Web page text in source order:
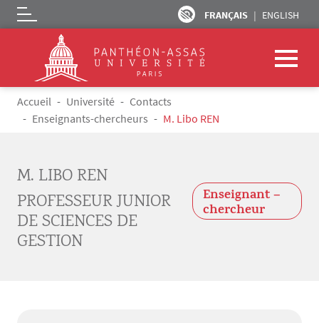
Aller au contenu principal
FRANÇAIS ENGLISH
Logo
Fil d'Ariane
Accueil Université
Contacts
Enseignants-chercheurs
M. Libo REN
M. LIBO REN
PROFESSEUR JUNIOR
DE SCIENCES DE
GESTION
Enseignant –
chercheur